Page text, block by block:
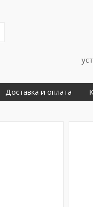
Доставка и оплата